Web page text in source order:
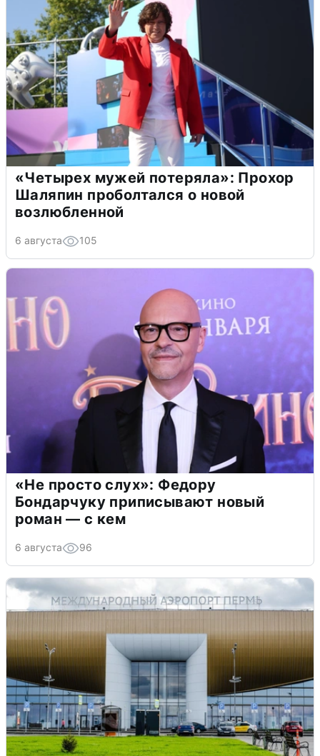
«Четырех мужей потеряла»: Прохор
Шаляпин проболтался о новой
возлюбленной
6 августа 105
«Не просто слух»: Федору
Бондарчуку приписывают новый
роман — с кем
6 августа 96